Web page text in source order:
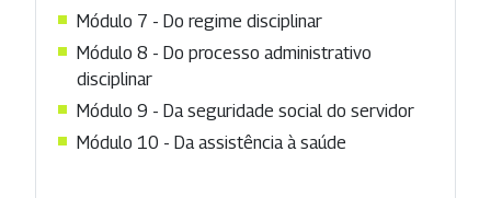
Módulo 7 - Do regime disciplinar
Módulo 8 - Do processo administrativo
disciplinar
Módulo 9 - Da seguridade social do servidor
Módulo 10 - Da assistência à saúde